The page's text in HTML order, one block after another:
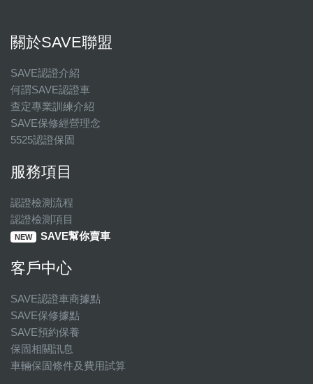
關於SAVE聯盟
SAVE認證介紹
何謂SAVE認證車
查定專業訓練介紹
SAVE保修經營理念
5525認證保固
服務項目
認證檢測流程
認證檢測項目
NEW SAVE幫你賣車
客戶中心
SAVE認證車商據點
SAVE保修據點
SAVE預約保養
保固相關訊息
車輛保固條件及費用試算